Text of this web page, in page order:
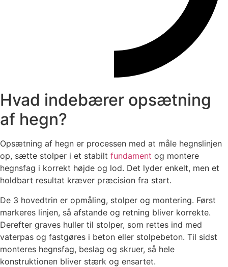
Hvad indebærer opsætning
af hegn?
Opsætning af hegn er processen med at måle hegnslinjen
op, sætte stolper i et stabilt fundament og montere
hegnsfag i korrekt højde og lod. Det lyder enkelt, men et
holdbart resultat kræver præcision fra start.
De 3 hovedtrin er opmåling, stolper og montering. Først
markeres linjen, så afstande og retning bliver korrekte.
Derefter graves huller til stolper, som rettes ind med
vaterpas og fastgøres i beton eller stolpebeton. Til sidst
monteres hegnsfag, beslag og skruer, så hele
konstruktionen bliver stærk og ensartet.